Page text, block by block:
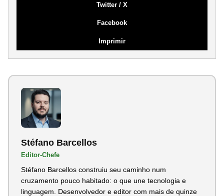
Twitter / X
Facebook
Imprimir
Stéfano Barcellos
Editor-Chefe
Stéfano Barcellos construiu seu caminho num
cruzamento pouco habitado: o que une tecnologia e
linguagem. Desenvolvedor e editor com mais de quinze